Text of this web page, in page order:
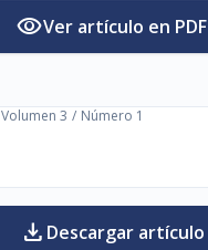
visibilityVer artículo en PDF
Volumen 3 / Número 1
download Descargar artículo